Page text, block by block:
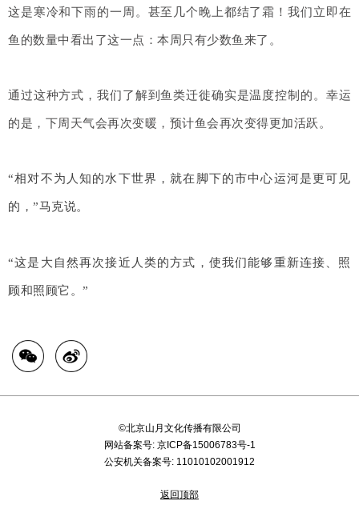
这是寒冷和下雨的一周。甚至几个晚上都结了霜！我们立即在
鱼的数量中看出了这一点：本周只有少数鱼来了。
通过这种方式，我们了解到鱼类迁徙确实是温度控制的。幸运
的是，下周天气会再次变暖，预计鱼会再次变得更加活跃。
“相对不为人知的水下世界，就在脚下的市中心运河是更可见
的，”马克说。
“这是大自然再次接近人类的方式，使我们能够重新连接、照
顾和照顾它。”
©北京山月文化传播有限公司
网站备案号: 京ICP备15006783号-1
公安机关备案号: 11010102001912
返回顶部